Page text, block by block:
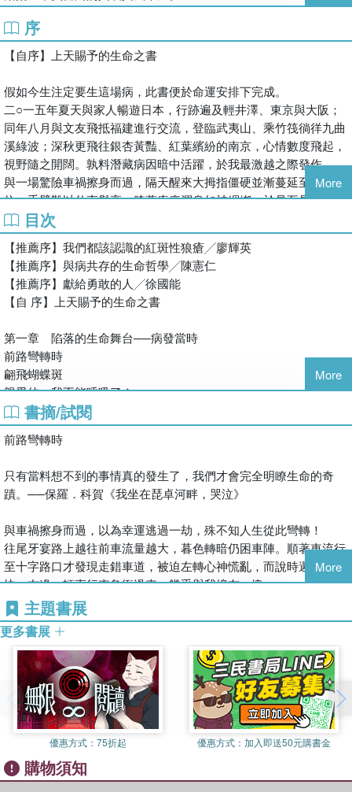
專文推薦
會罹病者的感受及其如何接受、超脫的心理過程；更可思索家中若
有人生病，陪病者與病患間的互動調整。」
──廖輝英（小說家）
「受慢性病侵襲的人，常是憂鬱纏身、身心俱疲，甚至於還會遭遇
許多有形無形的壓力，唯有能夠調整心態，學習與病共處，並能壯
大意志力，才能像她一樣，化苦為甜，化病為喜。」
──陳憲仁（作家、學者、明道文藝創社社長）
「本書帶有生命書寫的色彩，已經超越了文學本身的意義；尤其可
貴的是本書也成為醫病關係上的一種參考依據。我想，很少有病人
能夠以文字那麼精準地表現自己的諸多症狀，包括心理及生理這兩
種層面……」
序
【自序】上天賜予的生命之書
假如今生注定要生這場病，此書便於命運安排下完成。
二○一五年夏天與家人暢遊日本，行跡遍及輕井澤、東京與大阪；
同年八月與文友飛抵福建進行交流，登臨武夷山、乘竹筏徜徉九曲
溪綠波；深秋更飛往銀杏黃豔、紅葉繽紛的南京，心情數度飛起，
視野隨之開闊。孰料潛藏病因暗中活躍，於我最激越之際發作。
與一場驚險車禍擦身而過，隔天醒來大拇指僵硬並漸蔓延至其他部
位，手臂難以伸直舉高，膝蓋疼痛渾身如被綑綁。於是至骨科進行
復健，幾經熱敷、電療、超音波治療未見成效！服藥、打針，祈求
神明庇佑更盼惡靈鬆手讓時間解決一切，而病況越演越烈並未緩
解，只得繼續求醫。之後轉往免疫風濕科接受一連串檢查，檢驗報
告出來，確定罹患紅斑性狼瘡！
重症之名帶來震撼，未具心理準備即須接受治療，希樂葆、必賴克
廔膜衣錠及人人聞之色變的樂爾爽錠（即類固醇）服進體內，忙著
防。
確診後被迫成為醫院常客，血、尿檢查成為診斷依據，往昔最不願
涉及的責罰成為日常，生活幡然改變。
暈……，生理混亂，渾身不適。免疫風濕科之外，接連也掛了婦
科、腸胃、心臟科門診，多次被送急診、甚至看了精神科，於醫生
時間滯留診間，於發炎指數及服藥劑量天平間擺盪。期間除體驗自
身疾病，亦目睹各種醫病現象，對人生有諸多感觸。
動，我不再是原來的我卻依然是我，與旁人關係仍要維持。痠疼長
駐，不舒服成為常態，幾經談判、協調，只好與之和平共處。
初始未曾想過敘寫病情，而頑疾久纏不去且成為生活主旋律，俯仰
坐臥憂喜悲歡、與人互動全受它影響。
安納托．卜若雅於《病人狂想曲》中提到：病其實是一齣戲，應該
可以欣賞也可以討厭。他認為病是故事不是災難，故事像抗體，可
以用於克服疾病與痛楚，並主張人應可生完一場有格調的病，以
「一種清晰的目睹」來看待自己的疾病。另類生病哲學新人耳目，
鼓舞我書寫這系列文章。
霧露凝聚成雲蔚為抬頭即見的風景，我如習畫者為之進行寫生，不
確定書寫能緩解多少痛苦，卻為我平凡的生命歷程增添深刻內容。
感謝醫護人員盡力治療、家人一路陪伴支持，謝謝國藝會的資助及
聯合文學合作出版，謹以此書獻予關心我的親友及所有病友。
More
目次
【推薦序】我們都該認識的紅斑性狼瘡╱廖輝英
【推薦序】與病共存的生命哲學╱陳憲仁
【推薦序】獻給勇敢的人╱徐國能
【自 序】上天賜予的生命之書
第一章 陷落的生命舞台──病發當時
前路彎轉時
翩飛蝴蝶斑
親愛的，我不能呼吸了！
牢籠
窺探腸道祕境
二十四小時心電圖及藥物負荷超音波
第二章 與狼共舞──千奇百怪的病況
類固醇串連起來的日子
當不速之客來敲門
神出鬼沒的紅斑
陽光下的隱形人
照胃鏡宿命
心律不整疑雲
新冠疫情中的免疫難民
第三章 堅守原來的舞台──工作與生活
關鍵抉擇
關節炎與講台
再上手術檯
More
書摘/試閱
前路彎轉時
只有當料想不到的事情真的發生了，我們才會完全明瞭生命的奇
蹟。──保羅．科賀《我坐在琵卓河畔，哭泣》
與車禍擦身而過，以為幸運逃過一劫，殊不知人生從此彎轉！
往尾牙宴路上越往前車流量越大，暮色轉暗仍困車陣。順著車流行
至十字路口才發現走錯車道，被迫左轉心神慌亂，而說時遲那時
快，右邊一輛直行車急衝過來，幾乎與我撞在一塊。
對方下車對我咆哮，隔著車窗聽不清楚，只覺千軍萬馬自四面奔
來，我身陷沙場。四輪於車道間猶豫不決，後方不知哪來的車窗被
搖下來，車內暴吼出怒氣：「妳到底會不會開車啊？」
我驚慌失措惶惶如夢初醒！
前路壅塞，我緊握方向盤如抓浮木，紅黃車燈如鬼火般熒閃周圍，
始終無法抵達宴會餐廳……
隔天醒來不記得昨晚到底發生了什麼事，只覺左右手大拇根連至手
腕極其腫痛。我和那車有撞著嗎？另一駕駛為何追來罵我？食不知
味的尾牙宴後來如何？……，諸多疑點積存心中，而那殘留之痛如
藤蔓於體內蔓延，夜裡躺平或側身皆不舒服。清晨欲起身卻無法動
More
主題書展
更多書展
優惠方式： 75折起 優惠方式： 加入即送50元購書金
購物須知